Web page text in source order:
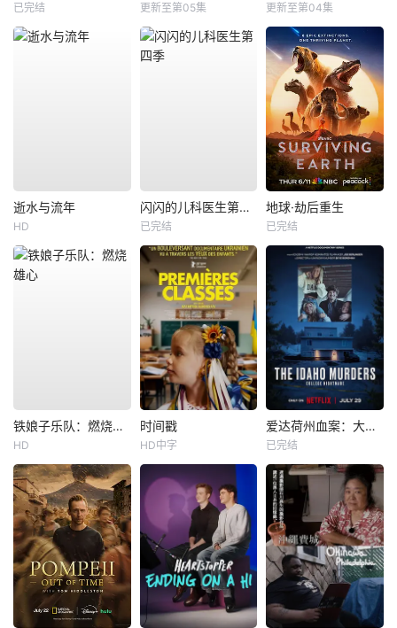
已完结 更新至第05集 更新至第04集
逝水与流年
HD
闪闪的儿科医生第四季
已完结
地球·劫后重生
已完结
铁娘子乐队：燃烧雄心
HD
时间戳
HD中字
爱达荷州血案：大学梦魇
已完结